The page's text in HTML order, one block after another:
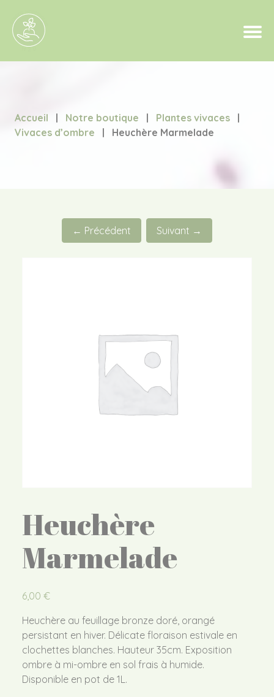
Accueil | Notre boutique | Plantes vivaces
|
Vivaces d’ombre
| Heuchère Marmelade
← Précédent Suivant →
Heuchère
Marmelade
6,00 €
Heuchère au feuillage bronze doré, orangé
persistant en hiver. Délicate floraison estivale en
clochettes blanches. Hauteur 35cm. Exposition
ombre à mi-ombre en sol frais à humide.
Disponible en pot de 1L.